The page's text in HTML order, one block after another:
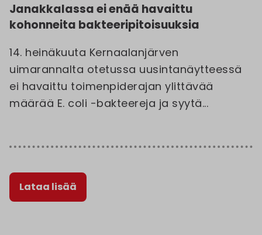
Janakkalassa ei enää havaittu
kohonneita bakteeripitoisuuksia
14. heinäkuuta Kernaalanjärven
uimarannalta otetussa uusintanäytteessä
ei havaittu toimenpiderajan ylittävää
määrää E. coli -bakteereja ja syytä...
Lataa lisää